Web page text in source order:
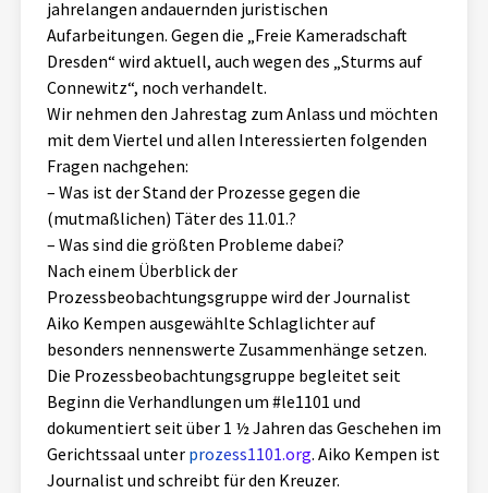
chronik.LE in der Presse
jahrelangen andauernden juristischen
Aufarbeitungen. Gegen die „Freie Kameradschaft
Dresden“ wird aktuell, auch wegen des „Sturms auf
Connewitz“, noch verhandelt.
Wir nehmen den Jahrestag zum Anlass und möchten
mit dem Viertel und allen Interessierten folgenden
Fragen nachgehen:
– Was ist der Stand der Prozesse gegen die
(mutmaßlichen) Täter des 11.01.?
– Was sind die größten Probleme dabei?
Nach einem Überblick der
Prozessbeobachtungsgruppe wird der Journalist
Aiko Kempen ausgewählte Schlaglichter auf
besonders nennenswerte Zusammenhänge setzen.
Die Prozessbeobachtungsgruppe begleitet seit
Beginn die Verhandlungen um #le1101 und
dokumentiert seit über 1 ½ Jahren das Geschehen im
Gerichtssaal unter prozess1101.org. Aiko Kempen ist
Journalist und schreibt für den Kreuzer.